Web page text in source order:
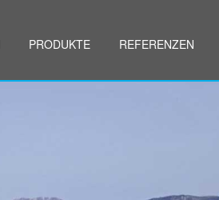
PRODUKTE REFERENZEN